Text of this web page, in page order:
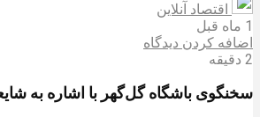
اقتصاد آنلاین
1 ماه قبل
اضافه کردن دیدگاه
2 دقیقه
سخنگوی باشگاه گل‌گهر با اشاره به